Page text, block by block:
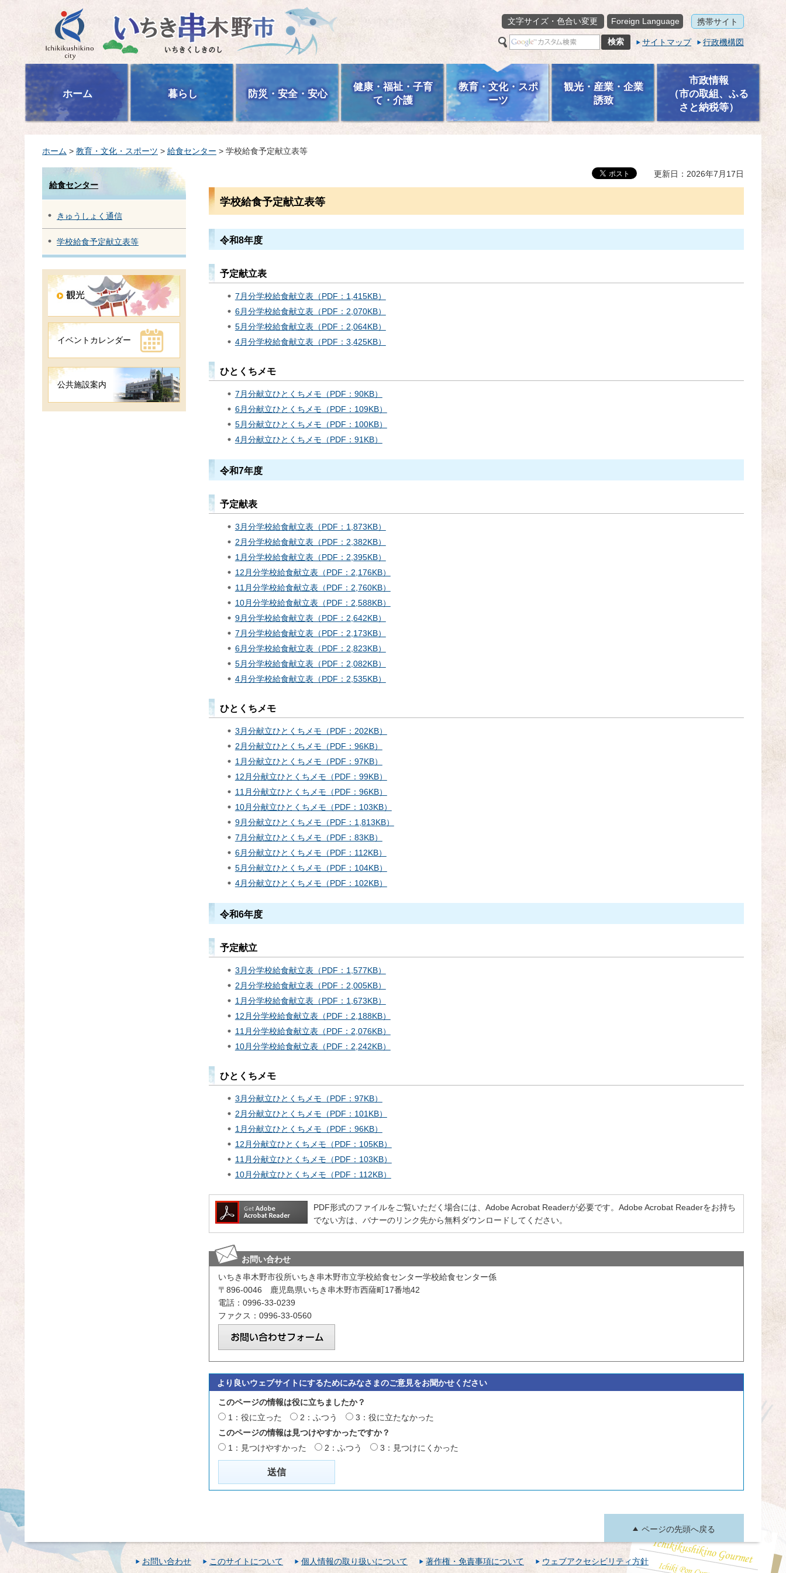
いちき串木野市
文字サイズ・色合い変更
Foreign Language 携帯サイト
サイトマップ 行政機構図
ホーム 暮らし 防災・安全・安心
健康・福祉・子育
て・介護
教育・文化・スポ
ーツ
観光・産業・企業
誘致
市政情報
（市の取組、ふる
さと納税等）
ホーム > 教育・文化・スポーツ > 給食センター > 学校給食予定献立表等
給食センター
きゅうしょく通信
学校給食予定献立表等
イベントカレンダー
公共施設案内
更新日：2026年7月17日
学校給食予定献立表等
令和8年度
予定献立表
7月分学校給食献立表（PDF：1,415KB）
6月分学校給食献立表（PDF：2,070KB）
5月分学校給食献立表（PDF：2,064KB）
4月分学校給食献立表（PDF：3,425KB）
ひとくちメモ
7月分献立ひとくちメモ（PDF：90KB）
6月分献立ひとくちメモ（PDF：109KB）
5月分献立ひとくちメモ（PDF：100KB）
4月分献立ひとくちメモ （PDF：91KB）
令和7年度
予定献表
3月分学校給食献立表（PDF：1,873KB）
2月分学校給食献立表（PDF：2,382KB）
1月分学校給食献立表（PDF：2,395KB）
12月分学校給食献立表（PDF：2,176KB）
11月分学校給食献立表（PDF：2,760KB）
10月分学校給食献立表（PDF：2,588KB）
9月分学校給食献立表（PDF：2,642KB）
7月分学校給食献立表（PDF：2,173KB）
6月分学校給食献立表（PDF：2,823KB）
5月分学校給食献立表（PDF：2,082KB）
4月分学校給食献立表（PDF：2,535KB）
ひとくちメモ
3月分献立ひとくちメモ（PDF：202KB）
2月分献立ひとくちメモ（PDF：96KB）
1月分献立ひとくちメモ（PDF：97KB）
12月分献立ひとくちメモ（PDF：99KB）
11月分献立ひとくちメモ（PDF：96KB）
10月分献立ひとくちメモ（PDF：103KB）
9月分献立ひとくちメモ（PDF：1,813KB）
7月分献立ひとくちメモ（PDF：83KB）
6月分献立ひとくちメモ（PDF：112KB）
5月分献立ひとくちメモ（PDF：104KB）
4月分献立ひとくちメモ（PDF：102KB）
令和6年度
予定献立
3月分学校給食献立表（PDF：1,577KB）
2月分学校給食献立表（PDF：2,005KB）
1月分学校給食献立表（PDF：1,673KB）
12月分学校給食献立表（PDF：2,188KB）
11月分学校給食献立表（PDF：2,076KB）
10月分学校給食献立表（PDF：2,242KB）
ひとくちメモ
3月分献立ひとくちメモ（PDF：97KB）
2月分献立ひとくちメモ（PDF：101KB）
1月分献立ひとくちメモ（PDF：96KB）
12月分献立ひとくちメモ（PDF：105KB）
11月分献立ひとくちメモ（PDF：103KB）
10月分献立ひとくちメモ（PDF：112KB）
PDF形式のファイルをご覧いただく場合には、Adobe Acrobat Readerが必要です。Adobe Acrobat Readerをお持ち
でない方は、バナーのリンク先から無料ダウンロードしてください。
お問い合わせ
いちき串木野市役所いちき串木野市立学校給食センター学校給食センター係
〒896-0046 鹿児島県いちき串木野市西薩町17番地42
電話：0996-33-0239
ファクス：0996-33-0560
より良いウェブサイトにするためにみなさまのご意見をお聞かせください
このページの情報は役に立ちましたか？
1：役に立った
2：ふつう
3：役に立たなかった
このページの情報は見つけやすかったですか？
1：見つけやすかった
2：ふつう 3：見つけにくかった
ページの先頭へ戻る
お問い合わせ このサイトについて 個人情報の取り扱いについて 著作権・免責事項について ウェブアクセシビリティ方針